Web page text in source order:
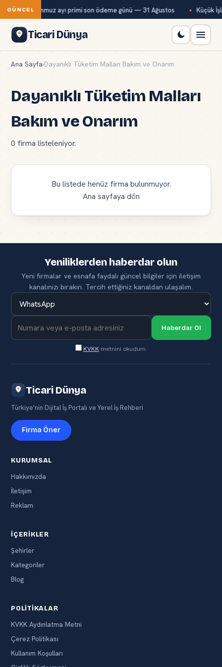
GÜNCEL
Bağ-Kur temmuz ayı primi son ödeme günü — 31 Ağustos Küçük
Ticari Dünya
Ana Sayfa›Dayanıklı Tüketim Malları Bakım ve Onarım
Dayanıklı Tüketim Malları
Bakım ve Onarım
0 firma listeleniyor.
Bu listede henüz firma bulunmuyor.
Ana sayfaya dön
Yeniliklerden haberdar olun
Yeni firmalar ve esnafa faydalı güncel bilgiler için iletişim
kanalınızı bırakın. Tercih ettiğiniz kanaldan ulaşalım.
Haberdar Ol
KVKK metnini okudum.
Ticari Dünya
Türkiye'nin Dijital İş Portalı ve Yerel İş Rehberi
Firma Öner
KURUMSAL
Hakkımızda
İletişim
Reklam
İÇERIKLER
Şehirler
Kategoriler
Blog
POLITIKALAR
KVKK Aydınlatma Metni
Çerez Politikası
Kullanım Koşulları